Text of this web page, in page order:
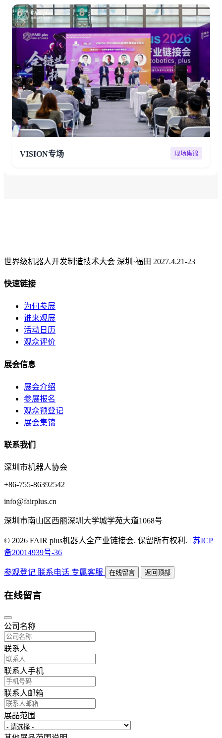
VISION专场 现场集锦
世界级机器人开发制造技术大会 深圳·福田 2027.4.21-23
快速链接
为何参展
谁来观展
活动日历
观众评价
展会信息
展会介绍
参展报名
观众预登记
展会集锦
联系我们
深圳市机器人协会
+86-755-86392542
info@fairplus.cn
深圳市南山区西丽深圳大学城学苑大道1068号
© 2026 FAIR plus机器人全产业链接会. 保留所有权利.
苏ICP
备20014939号-36
参观登记 联系电话 专属客服 在线留言 返回顶部
在线留言
公司名称
联系人
联系人手机
联系人邮箱
展品范围